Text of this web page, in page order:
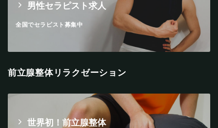
男性セラピスト求人
全国でセラピスト募集中
前立腺整体リラクゼーション
世界初！前立腺整体